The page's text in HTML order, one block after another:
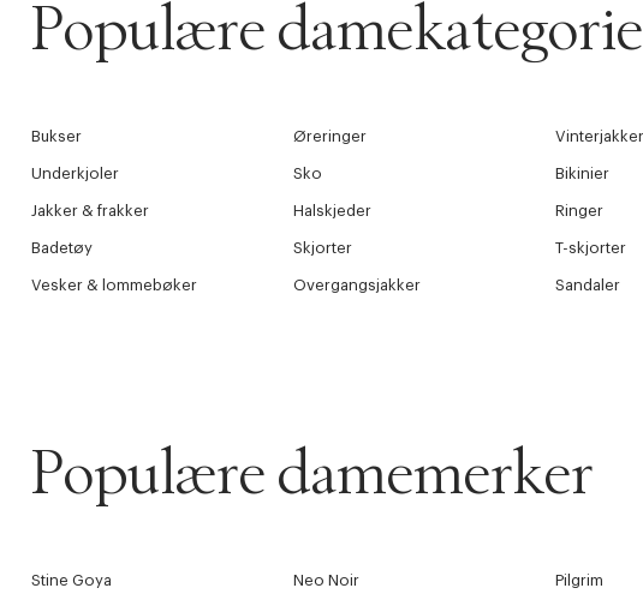
Populære
Bukser Øreringer Vinterjakker
Underkjoler Sko Bikinier
Jakker & frakker Halskjeder Ringer
Badetøy Skjorter T-skjorter
Vesker & lommebøker Overgangsjakker Sandaler
Populære damemerker
Stine Goya Neo Noir Pilgrim